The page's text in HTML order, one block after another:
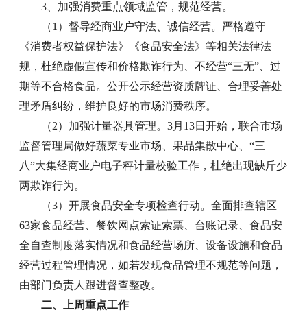
3、加强消费重点领域监管，规范经营。
（1）督导经商业户守法、诚信经营。严格遵守
《消费者权益保护法》《食品安全法》等相关法律法
规，杜绝虚假宣传和价格欺诈行为、不经营“三无”、过
期等不合格食品。公开公示经营资质牌证、合理妥善处
理矛盾纠纷，维护良好的市场消费秩序。
（2）加强计量器具管理。3月13日开始，联合市场
监督管理局做好蔬菜专业市场、果品集散中心、“三
八”大集经商业户电子秤计量校验工作，杜绝出现缺斤少
两欺诈行为。
（3）开展食品安全专项检查行动。全面排查辖区
63家食品经营、餐饮网点索证索票、台账记录、食品安
全自查制度落实情况和食品经营场所、设备设施和食品
经营过程管理情况，如若发现食品管理不规范等问题，
由部门负责人跟进督查整改。
二、上周重点工作